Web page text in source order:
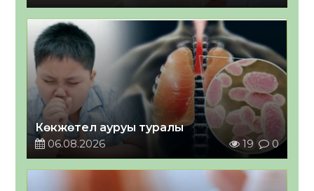
Көкжөтел ауруы туралы
06.08.2026
19 0